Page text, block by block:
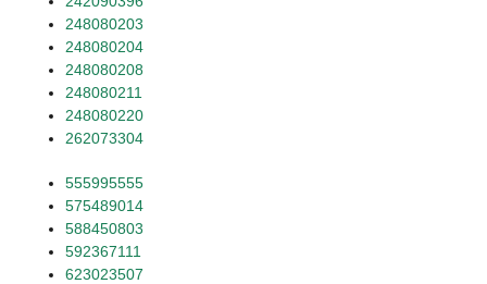
248080203
248080204
248080208
248080211
248080220
262073304
555995555
575489014
588450803
592367111
623023507